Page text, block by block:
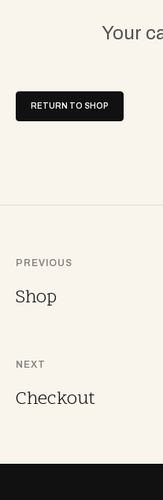
Your
RETURN TO SHOP
PREVIOUS
Shop
NEXT
Checkout